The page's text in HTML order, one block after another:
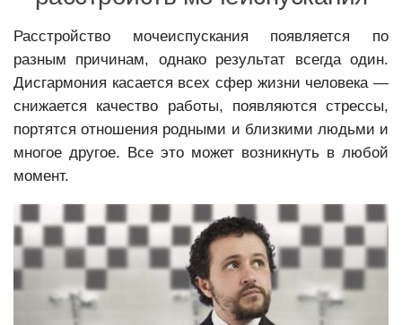
Расстройство мочеиспускания появляется по
разным причинам, однако результат всегда один.
Дисгармония касается всех сфер жизни человека —
снижается качество работы, появляются стрессы,
портятся отношения родными и близкими людьми и
многое другое. Все это может возникнуть в любой
момент.